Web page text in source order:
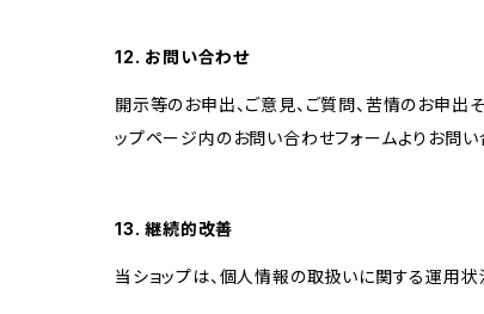
12. お問い合わせ
開示等のお申出、ご意見、ご質問、苦情のお申
ップページ内のお問い合わせフォームよりお問い
13. 継続的改善
当ショップは、個人情報の取扱いに関する運用